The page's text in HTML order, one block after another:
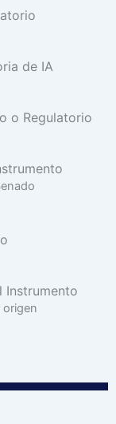
de IA
o Regulatorio
Instrumento
origen